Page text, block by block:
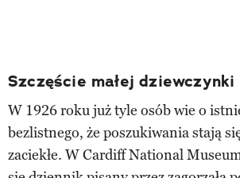
Szczęście małej dziewczynki
W 1926 roku już tyle osób wie o
bezlistnego, że poszukiwania stają
zaciekłe. W Cardiff National